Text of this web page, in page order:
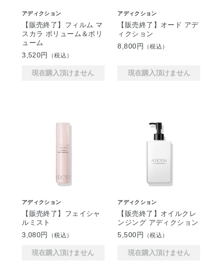
アディクション
【販売終了】フィルム マ
スカラ ボリューム＆ボリ
ューム
3,520円
（税込）
現在購入頂けません
アディクション
【販売終了】オード アデ
ィクション
8,800円
（税込）
現在購入頂けません
アディクション
【販売終了】フェイシャ
ルミスト
3,080円
（税込）
現在購入頂けません
アディクション
【販売終了】オイルクレ
ンジング アディクション
5,500円
（税込）
現在購入頂けません